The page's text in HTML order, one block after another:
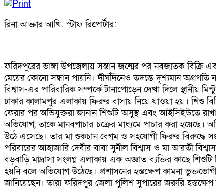
রিনা আক্তার আখি. স্টাফ রিপোর্টার:
ফরিদপুরের ভাঙ্গা উপজেলায় সন্তান জন্মের পর নবজাতক
মেয়ের কোনো সন্ধান পায়নি। দীর্ঘদিনেও তদন্তে দৃশ্যমান
বিশ্বাস-এর পারিবারিক সম্পর্কে টানাপোড়েন দেখা দিলে
ঢাকার কালামপুর এলাকায় ফিরুর বাসায় নিয়ে যাওয়া হয়। শিশু
ফেরার পর অভিযুক্তরা জানান শিশুটি অসুস্থ এবং আইসিইউতে
অভিযোগ, তাকে মানবপাচার চক্রের মাধ্যমে পাচার করা
উঠে এসেছে। তার মা শুকচান বেগম ও সহযোগী ফিরুর বিরুদ্ধে
পরিবারের আহাজারি দেবীর বাবা সুনীল বিশ্বাস ও মা আরতী
বড়বাড়ি মাদ্রাসা সংলগ্ন এলাকায় এক অজ্ঞাত ব্যক্তির কাছে
হয়নি বলে অভিযোগ উঠেছে। প্রশাসনের হস্তক্ষেপ কামনা ভুক্তভোগী
জানিয়েছেন। তারা ফরিদপুর জেলা পুলিশ সুপারের জরুরি হস্তক্ষেপ